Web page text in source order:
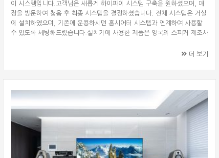
이 시스템입니다.고객님은 새롭게 하이파이 시스템 구축을 원하셨으며, 매
장을 방문하여 청음 후 최종 시스템을 결정하셨습니다. 전체 시스템은 거실
에 설치하였으며, 기존에 운용하시던 홈시어터 시스템과 연계하여 사용할
수 있도록 세팅해드렸습니다.설치기에 사용한 제품은 영국의 스피커 제조사
를 중심으로 캐나다를 대표하는 하이파이 제조사 클라세(Classe)의 신형 델
MONO) 모노블럭 파워앰프를 매칭하였습니다. 소스기기는 별도로 사용하
턴테이블, ···
더 보기